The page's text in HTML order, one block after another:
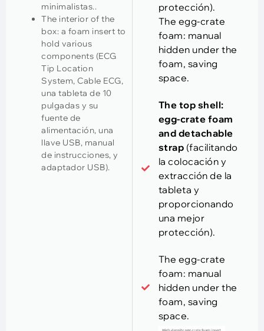
minimalistas..
The interior of the
box: a foam insert to
hold various
components (ECG
Tip Location
System, Cable ECG,
una tableta de 10
pulgadas y su
fuente de
alimentación, una
llave USB, manual
de instrucciones, y
adaptador USB).
protección).
The egg-crate
foam: manual
hidden under the
foam, saving
space.
The top shell:
egg-crate foam
and detachable
strap (facilitando
la colocación y
extracción de la
tableta y
proporcionando
una mejor
protección).
The egg-crate
foam: manual
hidden under the
foam, saving
space.